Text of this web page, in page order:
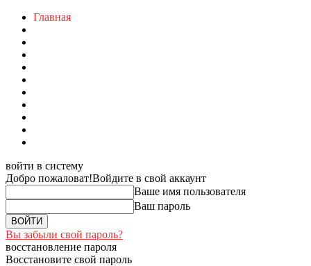
Главная
войти в систему
Добро пожаловат!Войдите в свой аккаунт
Ваше имя пользователя
Ваш пароль
Вы забыли свой пароль?
восстановление пароля
Восстановите свой пароль